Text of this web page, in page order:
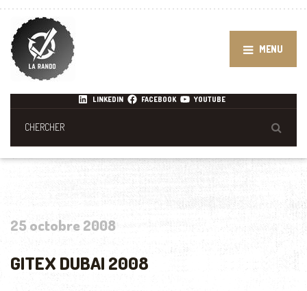
MENU
LINKEDIN FACEBOOK YOUTUBE
25 octobre 2008
GITEX DUBAI 2008